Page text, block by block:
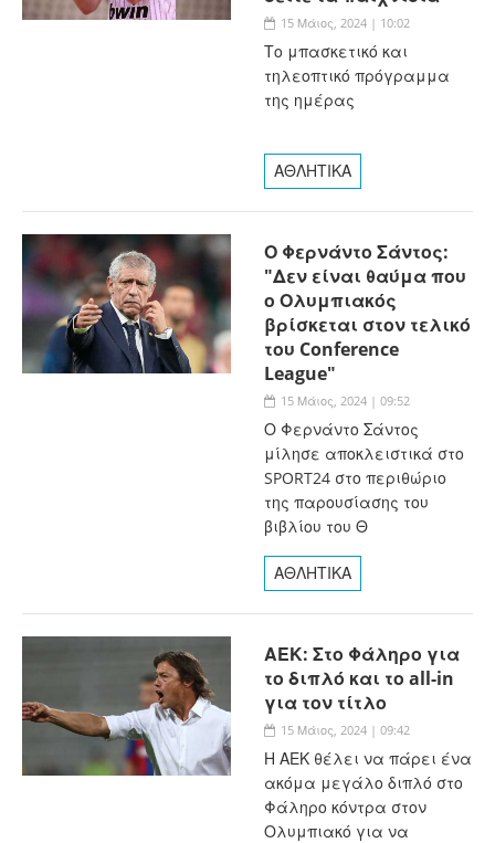
15 Μάιος, 2024 | 10:02
Το μπασκετικό και
τηλεοπτικό πρόγραμμα
της ημέρας
ΑΘΛΗΤΙΚΑ
Ο Φερνάντο Σάντος:
"Δεν είναι θαύμα που
ο Ολυμπιακός
βρίσκεται στον τελικό
του Conference
League"
15 Μάιος, 2024 | 09:52
Ο Φερνάντο Σάντος
μίλησε αποκλειστικά στο
SPORT24 στο περιθώριο
της παρουσίασης του
βιβλίου του Θ
ΑΘΛΗΤΙΚΑ
ΑΕΚ: Στο Φάληρο για
το διπλό και το all-in
για τον τίτλο
15 Μάιος, 2024 | 09:42
Η ΑΕΚ θέλει να πάρει ένα
ακόμα μεγάλο διπλό στο
Φάληρο κόντρα στον
Ολυμπιακό για να